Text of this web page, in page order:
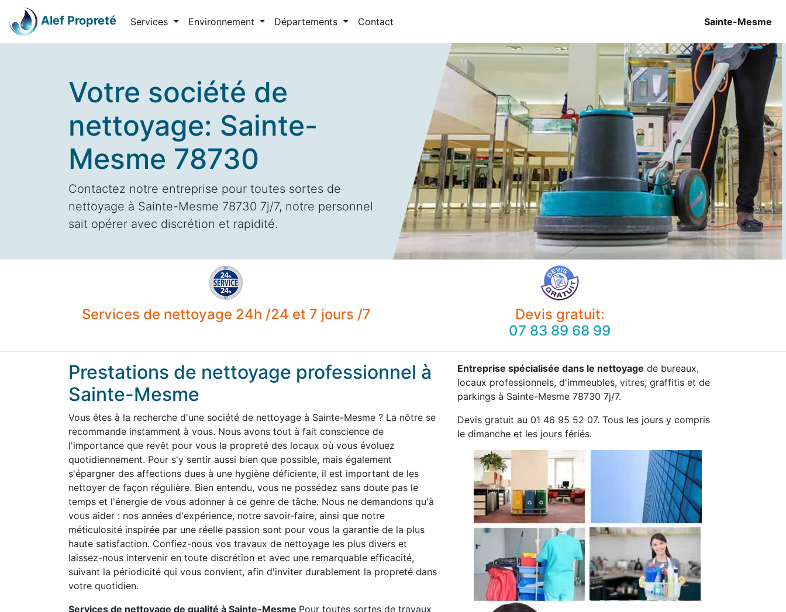
Alef Propreté Services Environnement Départements Contact Sainte-Mesme
Votre société de
nettoyage: Sainte-
Mesme 78730
Contactez notre entreprise pour toutes sortes de
nettoyage à Sainte-Mesme 78730 7j/7, notre personnel
sait opérer avec discrétion et rapidité.
Services de nettoyage 24h /24 et 7 jours /7
Devis gratuit:
07 83 89 68 99
Prestations de nettoyage professionnel à
Sainte-Mesme
Vous êtes à la recherche d'une société de nettoyage à Sainte-Mesme ? La nôtre se
recommande instamment à vous. Nous avons tout à fait conscience de
l'importance que revêt pour vous la propreté des locaux où vous évoluez
quotidiennement. Pour s'y sentir aussi bien que possible, mais également
s'épargner des affections dues à une hygiène déficiente, il est important de les
nettoyer de façon régulière. Bien entendu, vous ne possédez sans doute pas le
temps et l'énergie de vous adonner à ce genre de tâche. Nous ne demandons qu'à
vous aider : nos années d'expérience, notre savoir-faire, ainsi que notre
méticulosité inspirée par une réelle passion sont pour vous la garantie de la plus
haute satisfaction. Confiez-nous vos travaux de nettoyage les plus divers et
laissez-nous intervenir en toute discrétion et avec une remarquable efficacité,
suivant la périodicité qui vous convient, afin d'inviter durablement la propreté dans
votre quotidien.
Services de nettoyage de qualité à Sainte-Mesme Pour toutes sortes de travaux
Entreprise spécialisée dans le nettoyage de bureaux,
locaux professionnels, d'immeubles, vitres, graffitis et de
parkings à Sainte-Mesme 78730 7j/7.
Devis gratuit au 01 46 95 52 07. Tous les jours y compris
le dimanche et les jours fériés.